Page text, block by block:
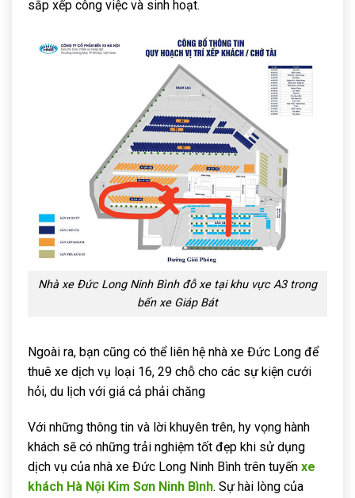
sắp xếp công việc và sinh hoạt.
Nhà xe Đức Long Ninh Bình đỗ xe tại khu vực A3 trong
bến xe Giáp Bát
Ngoài ra, bạn cũng có thể liên hệ nhà xe Đức Long để
thuê xe dịch vụ loại 16, 29 chỗ cho các sự kiện cưới
hỏi, du lịch với giá cả phải chăng
Với những thông tin và lời khuyên trên, hy vọng hành
khách sẽ có những trải nghiệm tốt đẹp khi sử dụng
dịch vụ của nhà xe Đức Long Ninh Bình trên tuyến xe
khách Hà Nội Kim Sơn Ninh Bình. Sự hài lòng của